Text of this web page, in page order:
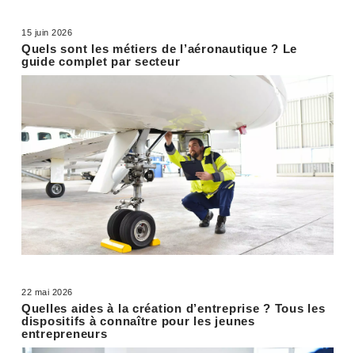
15 juin 2026
Quels sont les métiers de l’aéronautique ? Le
guide complet par secteur
22 mai 2026
Quelles aides à la création d’entreprise ? Tous les
dispositifs à connaître pour les jeunes
entrepreneurs